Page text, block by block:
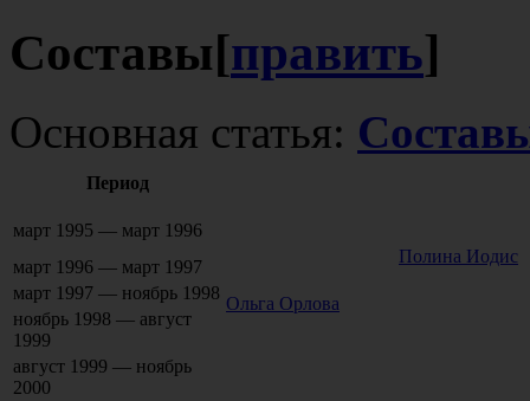
Составы[править]
Основная статья:
Период
март 1995 — март 1996
Ольга Орлова
Полина Иодис
март 1996 — март 1997
март 1997 — ноябрь 1998
ноябрь 1998 — август
1999
август 1999 — ноябрь
2000